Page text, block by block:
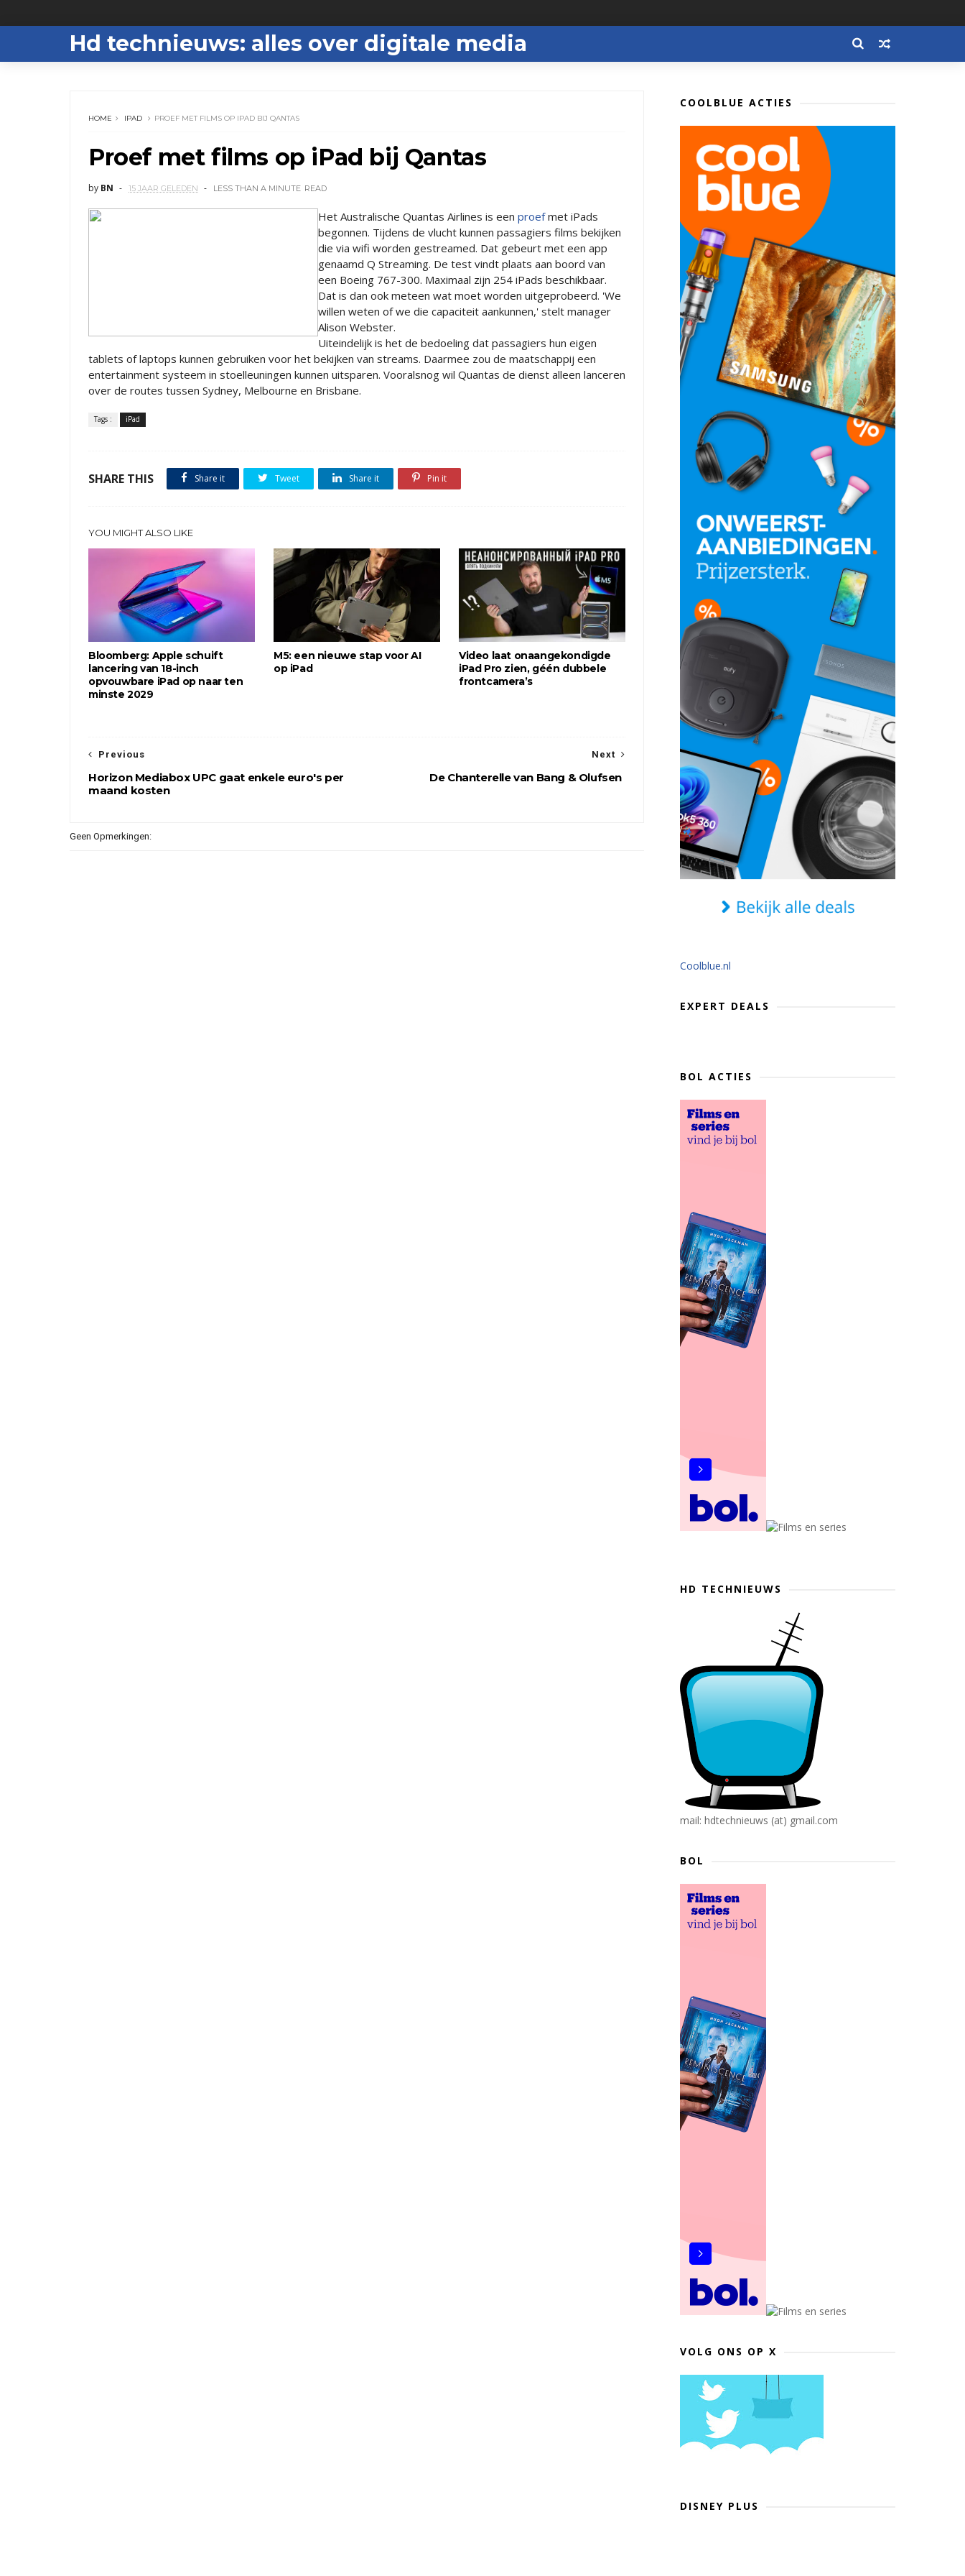
Hd technieuws: alles over digitale media
HOME IPAD PROEF MET FILMS OP IPAD BIJ QANTAS
Proef met films op iPad bij Qantas
by BN 15 JAAR GELEDEN LESS THAN A MINUTE READ
Het Australische Quantas Airlines is een proefmet iPads
begonnen. Tijdens de vlucht kunnen passagiers films bekijken
die via wifi worden gestreamed. Dat gebeurt met een app
genaamd Q Streaming. De test vindt plaats aan boord van
een Boeing 767-300. Maximaal zijn 254 iPads beschikbaar.
Dat is dan ook meteen wat moet worden uitgeprobeerd. 'We
willen weten of we die capaciteit aankunnen,' stelt manager
Alison Webster.
Uiteindelijk is het de bedoeling dat passagiers hun eigen
tablets of laptops kunnen gebruiken voor het bekijken van streams. Daarmee zou de maatschappij een
entertainment systeem in stoelleuningen kunnen uitsparen. Vooralsnog wil Quantas de dienst alleen lanceren
over de routes tussen Sydney, Melbourne en Brisbane.
Tags : iPad
SHARE THIS Share it Tweet Share it Pin it
YOU MIGHT ALSO LIKE
Bloomberg: Apple schuift
lancering van 18-inch
opvouwbare iPad op naar ten
minste 2029
M5: een nieuwe stap voor AI
op iPad
Video laat onaangekondigde
iPad Pro zien, géén dubbele
frontcamera’s
Next
De Chanterelle van Bang & Olufsen
Previous
Horizon Mediabox UPC gaat enkele euro's per
maand kosten
Geen Opmerkingen:
COOLBLUE ACTIES
Coolblue.nl
EXPERT DEALS
BOL ACTIES
HD TECHNIEUWS
mail: hdtechnieuws (at) gmail.com
BOL
VOLG ONS OP X
DISNEY PLUS